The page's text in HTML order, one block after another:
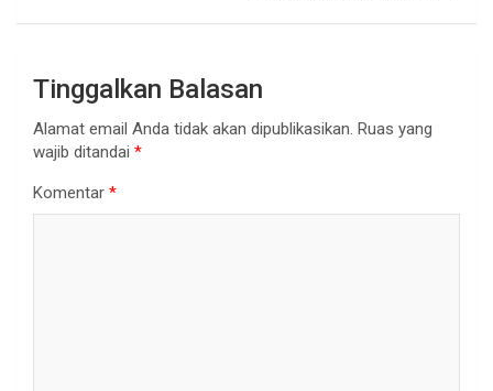
Tinggalkan Balasan
Alamat email Anda tidak akan dipublikasikan. Ruas yang
wajib ditandai *
Komentar *